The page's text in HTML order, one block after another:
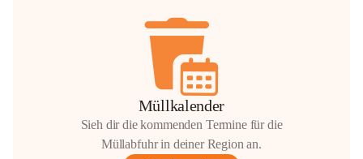
Müllkalender
Sieh dir die kommenden Termine für die
Müllabfuhr in deiner Region an.